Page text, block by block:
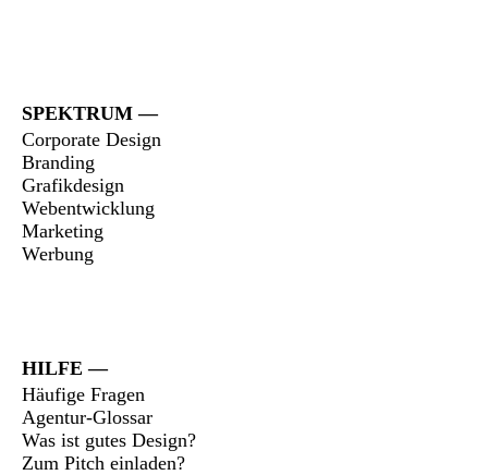
SPEKTRUM
Corporate Design
Branding
Grafikdesign
Webentwicklung
Marketing
Werbung
HILFE
Häufige Fragen
Agentur-Glossar
Was ist gutes Design?
Zum Pitch einladen?